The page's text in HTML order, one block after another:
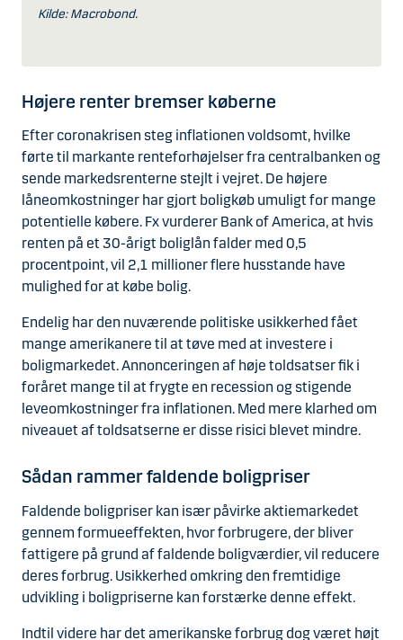
Kilde: Macrobond.
Højere renter bremser køberne
Efter coronakrisen steg inflationen voldsomt, hvilke
førte til markante renteforhøjelser fra centralbanken og
sende markedsrenterne stejlt i vejret. De højere
låneomkostninger har gjort boligkøb umuligt for mange
potentielle købere. Fx vurderer Bank of America, at hvis
renten på et 30-årigt boliglån falder med 0,5
procentpoint, vil 2,1 millioner flere husstande have
mulighed for at købe bolig.
Endelig har den nuværende politiske usikkerhed fået
mange amerikanere til at tøve med at investere i
boligmarkedet. Annonceringen af høje toldsatser fik i
foråret mange til at frygte en recession og stigende
leveomkostninger fra inflationen. Med mere klarhed om
niveauet af toldsatserne er disse risici blevet mindre.
Sådan rammer faldende boligpriser
Faldende boligpriser kan især påvirke aktiemarkedet
gennem formueeffekten, hvor forbrugere, der bliver
fattigere på grund af faldende boligværdier, vil reducere
deres forbrug. Usikkerhed omkring den fremtidige
udvikling i boligpriserne kan forstærke denne effekt.
Indtil videre har det amerikanske forbrug dog været højt